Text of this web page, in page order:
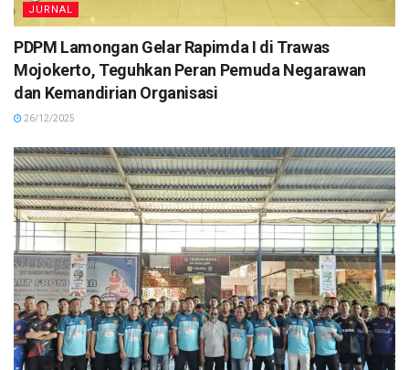
JURNAL
PDPM Lamongan Gelar Rapimda I di Trawas
Mojokerto, Teguhkan Peran Pemuda Negarawan
dan Kemandirian Organisasi
26/12/2025